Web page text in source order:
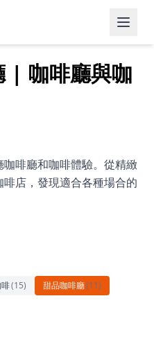
| 咖啡廳與咖
啡廳和咖啡體驗。從精緻
店，發現適合各種場合的
(15) 甜品咖啡廳(11)